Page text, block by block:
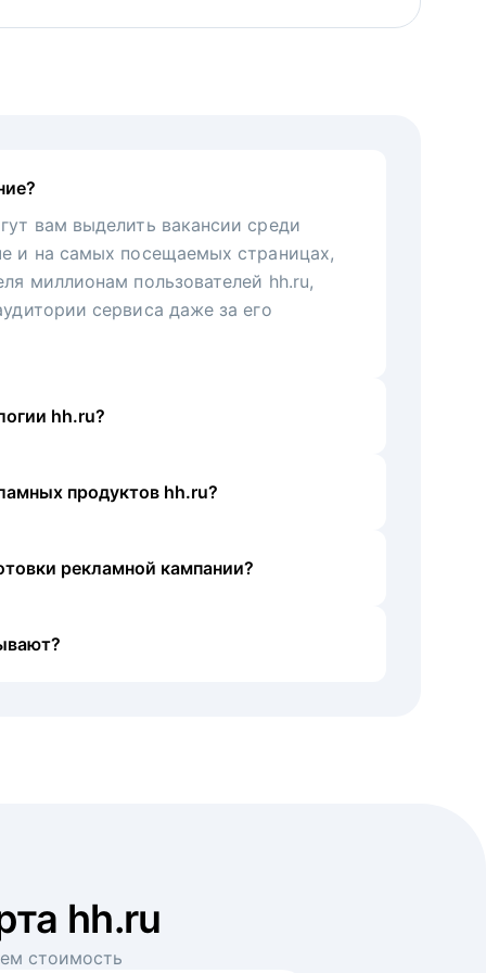
вам выделить вакансии среди
и на самых посещаемых страницах,
миллионам пользователей hh.ru,
сервиса даже за его
hh.ru?
продуктов hh.ru?
рекламной кампании?
hh.ru
стоимость